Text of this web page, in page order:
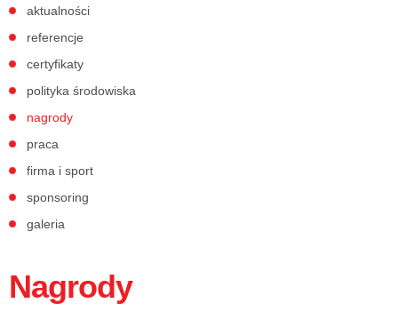
aktualności
referencje
certyfikaty
polityka środowiska
nagrody
praca
firma i sport
sponsoring
galeria
Nagrody